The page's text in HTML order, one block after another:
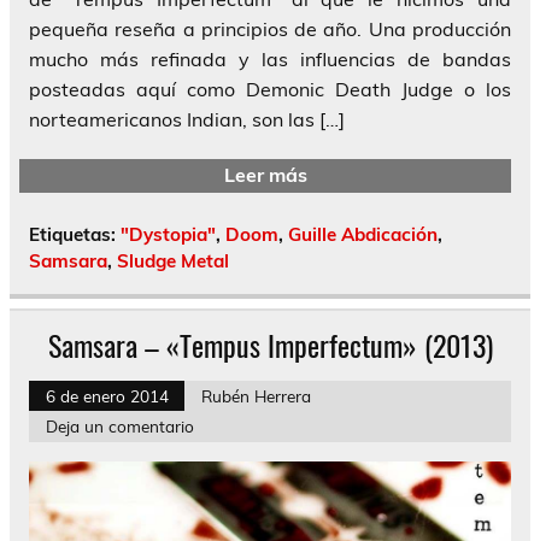
pequeña reseña a principios de año. Una producción
mucho más refinada y las influencias de bandas
posteadas aquí como Demonic Death Judge o los
norteamericanos Indian, son las […]
Leer más
Etiquetas: "Dystopia", Doom, Guille Abdicación,
Samsara, Sludge Metal
Samsara – «Tempus Imperfectum» (2013)
6 de enero 2014
Rubén Herrera
Deja un comentario